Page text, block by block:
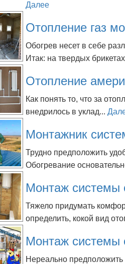
Далее
Отопление газ
Обогрев несет в себе
Итак: на твердых
Отопление
Как понять то, что за
внедрилось в уклад...
Монтажник
Трудно предположить
Обогревание
Монтаж системы
Тяжело придумать
определить, кокой вид
Монтаж системы
Нереально